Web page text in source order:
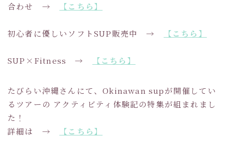
合わせ →
【こちら】
初心者に優しいソフトSUP販売中 → 【こちら】
SUP×Fitness → 【こちら】
たびらい沖縄さんにて、Okinawan supが開催してい
るツアーの アクティビティ体験記の特集が組まれまし
た！
詳細は →
【こちら】